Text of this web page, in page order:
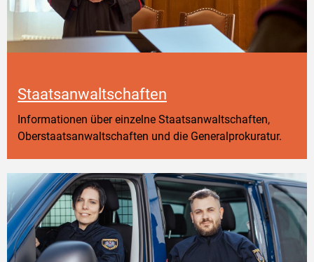
Staatsanwaltschaften
Informationen über einzelne Staatsanwaltschaften,
Oberstaatsanwaltschaften und die Generalprokuratur.